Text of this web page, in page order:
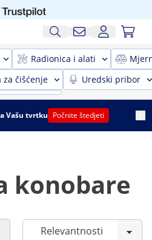
Radionica i alati
za čišćenje
Uredski pribor
Vašu tvrtku Počnite štedjeti
konobare